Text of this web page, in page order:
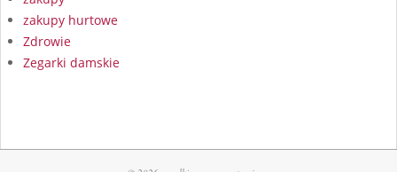
zakupy hurtowe
Zdrowie
Zegarki damskie